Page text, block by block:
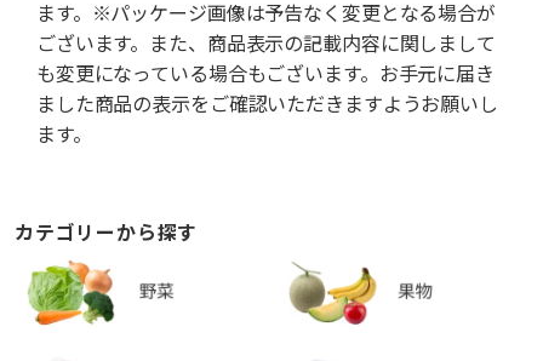
ます。※パッケージ画像は予告なく変更となる場合が
ございます。また、商品表示の記載内容に関しまして
も変更になっている場合もございます。お手元に届き
ました商品の表示をご確認いただきますようお願いし
ます。
カテゴリーから探す